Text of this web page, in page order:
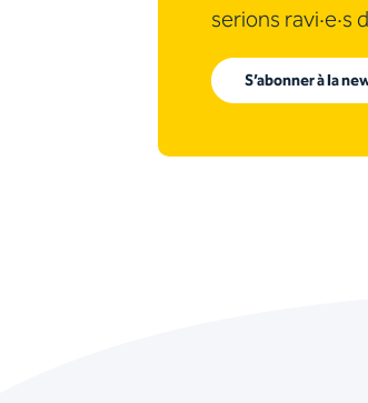
serions
S’abonner à la